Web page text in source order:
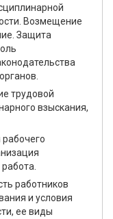
Возмещение
Защита
трудовой
взыскания,
работников
и условия
ее виды